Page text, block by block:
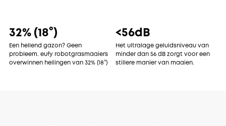
32% (18°)
Een hellend gazon? Geen
probleem. eufy robotgrasmaaiers
overwinnen hellingen van 32% (18°)
<56dB
Het ultralage geluidsniveau van
minder dan 56 dB zorgt voor een
stillere manier van maaien.